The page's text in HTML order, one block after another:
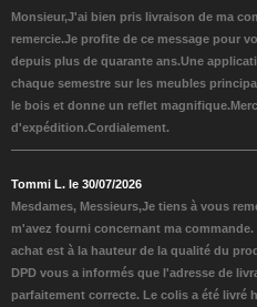
Monsieur,J'ai bien pris livraison de ma
remercie.Je profite de ce message pour
depuis plus de quarante ans.Une
chaque semestre sur les meubles
le bois et donne un reflet
d'expédition.Cordialement.
Tommi L. le 30/07/2026
Mesdames, Messieurs,Je tiens à vous
m'avez fourni concernant ma
achat est à la hauteur de la qualité du
DPD vous a informés que l'adresse de
parfaitement correcte. Le colis a été livré